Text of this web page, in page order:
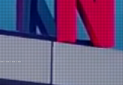
Taman Wahyu 2